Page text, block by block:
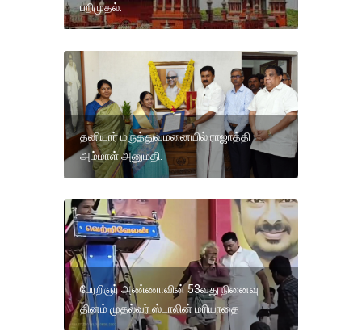
பறிமுதல்.
தனியார் மருத்துவமனையில் ராஜாத்தி
அம்மாள் அனுமதி.
பேரறிஞர் அண்ணாவின் 53வது நினைவு
தினம் முதல்வர் ஸ்டாலின் மரியாதை